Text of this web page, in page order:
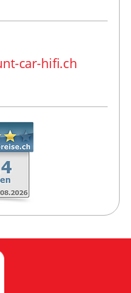
car-hifi.ch